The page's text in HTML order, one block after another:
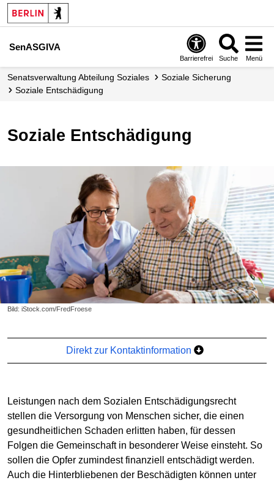
SenASGIVA
Barrierefrei Suche Menü
Senats­verwaltung Abteilung Soziales
Soziale Sicherung
Soziale Entschädigung
Soziale Entschädigung
Bild: iStock.com/FredFroese
Direkt zur Kontaktinformation
Leistungen nach dem Sozialen Entschädigungsrecht
stellen die Versorgung von Menschen sicher, die einen
gesundheitlichen Schaden erlitten haben, für dessen
Folgen die Gemeinschaft in besonderer Weise einsteht. So
sollen die Opfer zumindest finanziell entschädigt werden.
Auch die Hinterbliebenen der Beschädigten können unter